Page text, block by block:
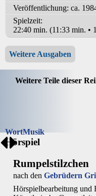
Veröffentlichung: ca.
Spielzeit:
22:40 min. (11:33 min. •
Weitere Ausgaben
Weitere Teile dieser
WortMusik
Hörspiel
Rumpelstilzchen
nach den Gebrüdern
Hörspielbearbeitung und